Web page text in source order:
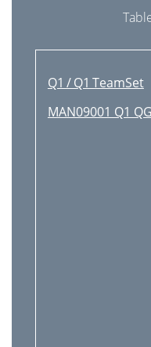
Q1 / Q1 TeamSet
MAN09001 Q1